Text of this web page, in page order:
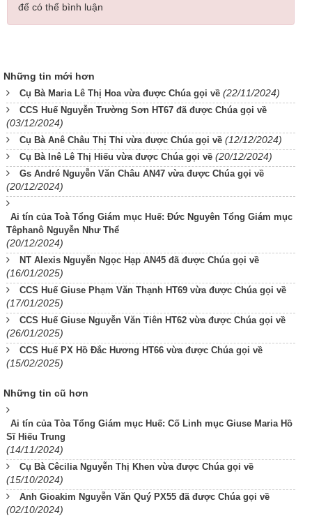
để có thể bình luận
Những tin mới hơn
Cụ Bà Maria Lê Thị Hoa vừa được Chúa gọi về (22/11/2024)
CCS Huế Nguyễn Trường Sơn HT67 đã được Chúa gọi về
(03/12/2024)
Cụ Bà Anê Châu Thị Thi vừa được Chúa gọi về (12/12/2024)
Cụ Bà Inê Lê Thị Hiếu vừa được Chúa gọi về (20/12/2024)
Gs André Nguyễn Văn Châu AN47 vừa được Chúa gọi về
(20/12/2024)
Ai tín của Toà Tổng Giám mục Huế: Đức Nguyên Tổng Giám mục
Têphanô Nguyễn Như Thể
(20/12/2024)
NT Alexis Nguyễn Ngọc Hạp AN45 đã được Chúa gọi về
(16/01/2025)
CCS Huế Giuse Phạm Văn Thạnh HT69 vừa được Chúa gọi về
(17/01/2025)
CCS Huế Giuse Nguyễn Văn Tiên HT62 vừa được Chúa gọi về
(26/01/2025)
CCS Huế PX Hồ Đắc Hương HT66 vừa được Chúa gọi về
(15/02/2025)
Những tin cũ hơn
Ai tín của Tòa Tổng Giám mục Huế: Cố Linh mục Giuse Maria Hồ
Sĩ Hiếu Trung
(14/11/2024)
Cụ Bà Cêcilia Nguyễn Thị Khen vừa được Chúa gọi về
(15/10/2024)
Anh Gioakim Nguyễn Văn Quý PX55 đã được Chúa gọi về
(02/10/2024)